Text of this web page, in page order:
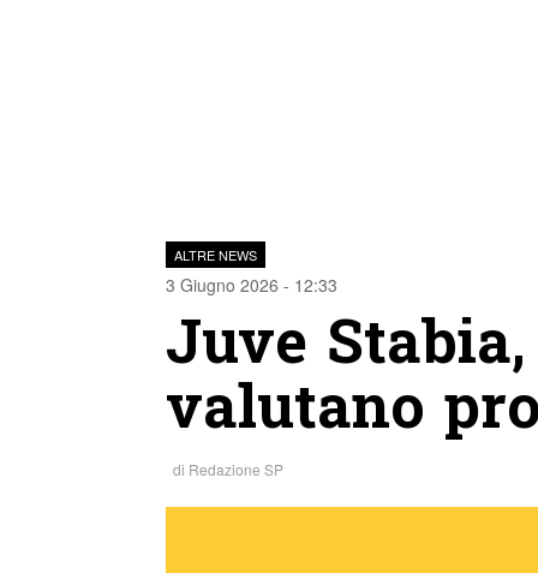
ALTRE NEWS
3 Giugno 2026 - 12:33
Juve
valutano
di Redazione SP